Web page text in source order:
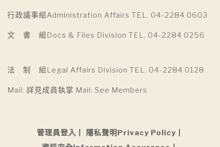
行政議事組Administration Affairs TEL. 04-2284 0603
文 書 組Docs & Files Division TEL. 04-2284 0256
法 制 組Legal Affairs Division TEL. 04-2284 0128
Mail: 詳見成員執掌 Mail: See Members
管理員登入
隱私聲明Privacy Policy